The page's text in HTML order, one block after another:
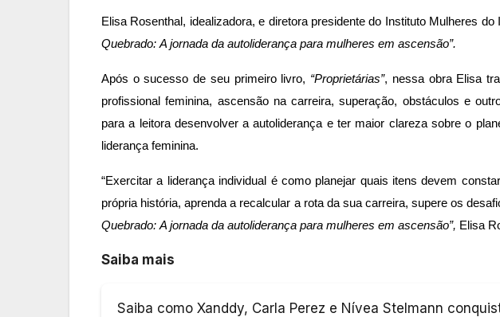
Elisa Rosenthal, idealizadora, e diretora presidente do Instituto Mulheres
Quebrado: A jornada da autoliderança para mulheres em ascensão”.
Após o sucesso de seu primeiro livro, “Proprietárias”, nessa obra Elisa
profissional feminina, ascensão na carreira, superação, obstáculos e
para a leitora desenvolver a autoliderança e ter maior clareza sobre o
liderança feminina.
“Exercitar a liderança individual é como planejar quais itens devem
própria história, aprenda a recalcular a rota da sua carreira, supere os
Quebrado: A jornada da autoliderança para mulheres em ascensão”, Elisa
Saiba mais
Saiba como Xanddy, Carla Perez e Nívea Stelmann